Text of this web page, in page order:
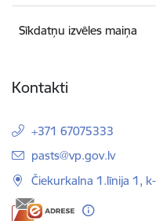
Sīkdatņu izvēles maiņa
Kontakti
+371 67075333
E-pasts:
pasts@vp.gov.lv
Čiekurkalna 1.līnija 1,